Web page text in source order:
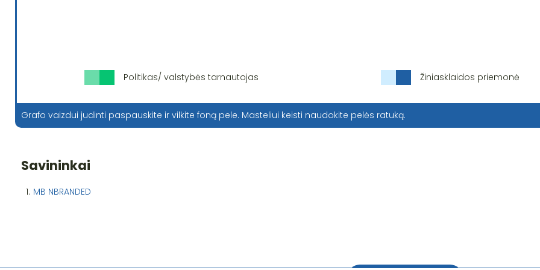
Politikas/ valstybės tarnautojas Žiniasklaidos priemonė
Grafo vaizdui judinti paspauskite ir vilkite foną pele. Masteliui keisti naudokite pelės ratuką.
Savininkai
1. MB NBRANDED